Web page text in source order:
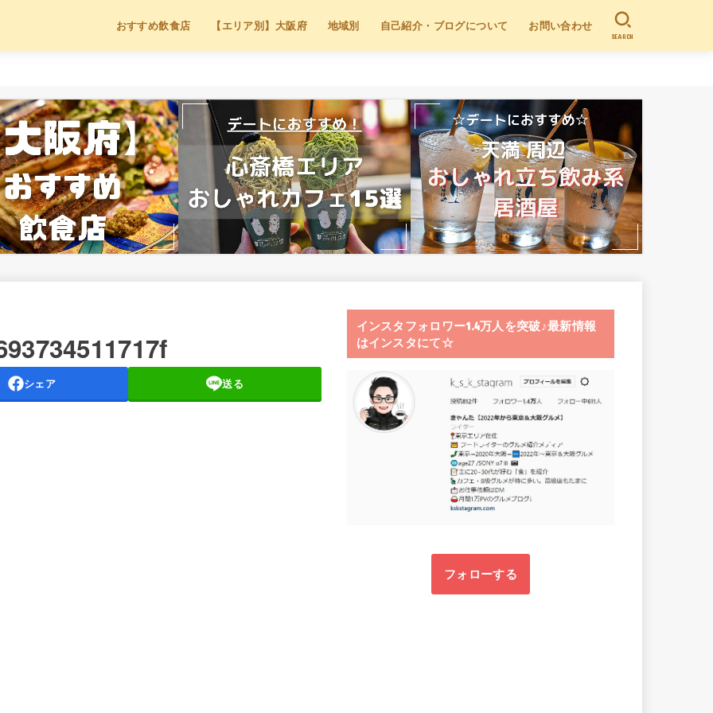
おすすめ飲食店 【エリア別】大阪府 地域別 自己紹介・ブログについて お問い合わせ
SEARCH
シェア 送る
インスタフォロワー1.4万人を突破♪最新情報
はインスタにて☆
フォローする